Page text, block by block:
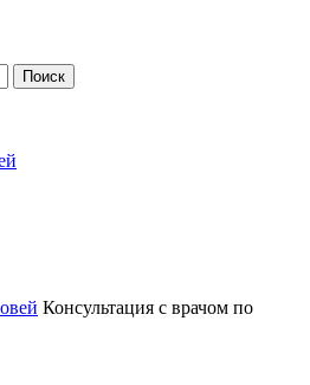
Поиск
Консультация с врачом по